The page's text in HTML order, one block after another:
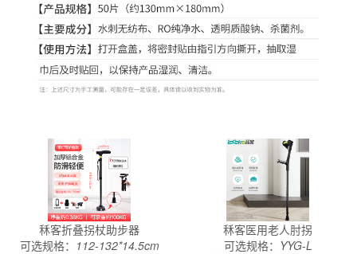
秝客折叠拐杖助步器
可选规格： 112-132*14.5cm
秝客医用老人肘拐
可选规格： YYG-L